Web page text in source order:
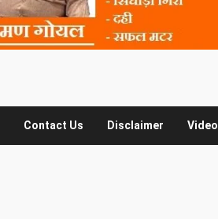
Contact Us Disclaimer Video